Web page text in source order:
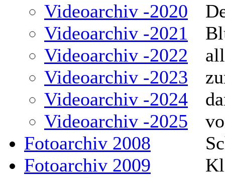
Videoarchiv -2020
Videoarchiv -2021
Videoarchiv -2022
Videoarchiv -2023
Videoarchiv -2024
Videoarchiv -2025
Fotoarchiv 2008
Fotoarchiv 2009